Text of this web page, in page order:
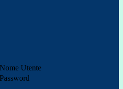
Nome Utente
Password